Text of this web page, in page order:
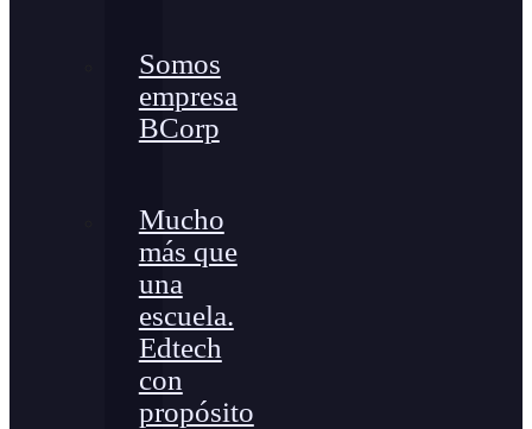
Somos
empresa
BCorp
Mucho
más que
una
escuela.
Edtech
con
propósito